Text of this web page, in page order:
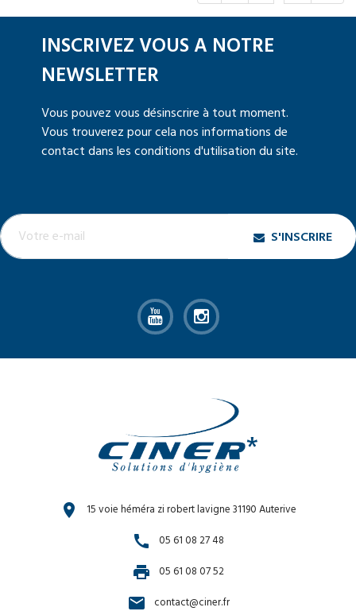
INSCRIVEZ VOUS A NOTRE
NEWSLETTER
Vous pouvez vous désinscrire à tout moment.
Vous trouverez pour cela nos informations de
contact dans les conditions d'utilisation du site.
S'INSCRIRE
location_on 15 voie héméra zi robert lavigne 31190 Auterive
call 05 61 08 27 48
print 05 61 08 07 52
email contact@ciner.fr